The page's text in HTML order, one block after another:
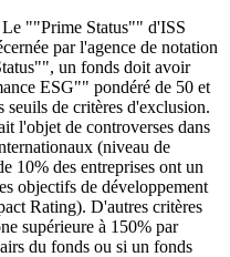
Le ""Prime Status"" d'ISS
par l'agence de notation
un fonds doit avoir
ESG"" pondéré de 50 et
seuils de critères d'exclusion.
l'objet de controverses dans
(niveau de
10% des entreprises ont un
objectifs de développement
Rating). D'autres critères
supérieure à 150% par
du fonds ou si un fonds